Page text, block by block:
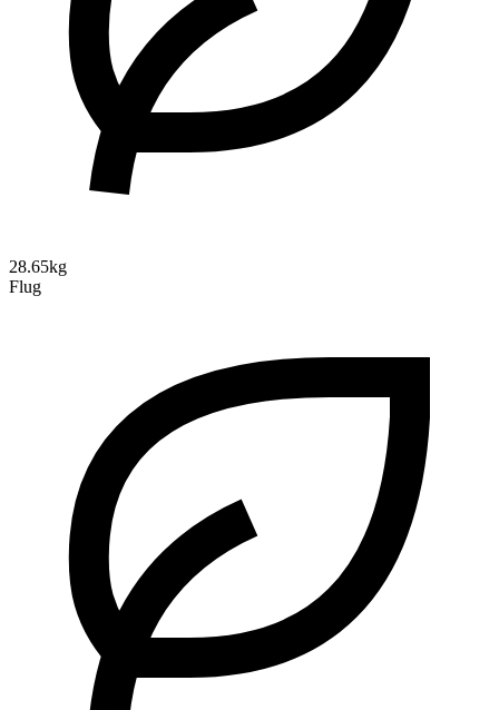
28.65kg
Flug